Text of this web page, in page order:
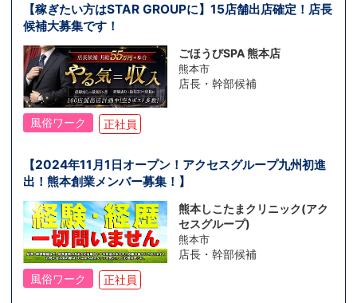
【稼ぎたい方はSTAR GROUPに】15店舗出店確定！店長
候補大募集です！
ごほうびSPA 熊本店
熊本市
店長・幹部候補
風俗ワーク 正社員
【2024年11月1日オープン！アクセスグループ九州初進
出！熊本創業メンバー募集！】
熊本しこたまクリニック(アク
セスグループ)
熊本市
店長・幹部候補
風俗ワーク
正社員